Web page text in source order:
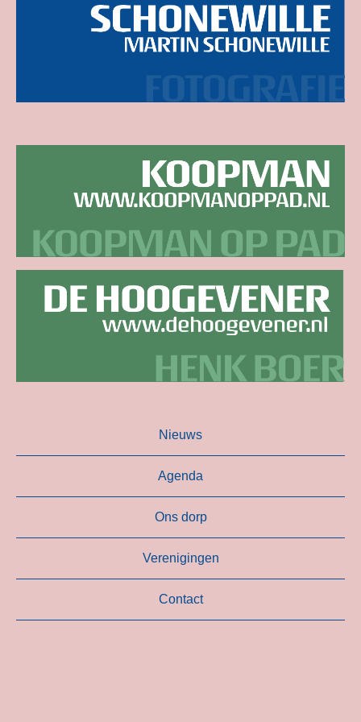
Nieuws
Agenda
Ons dorp
Verenigingen
Contact